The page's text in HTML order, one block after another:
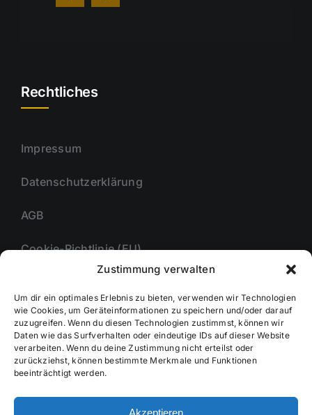
Zustimmung verwalten
Um dir ein optimales Erlebnis zu bieten, verwenden wir Technologien
wie Cookies, um Geräteinformationen zu speichern und/oder darauf
zuzugreifen. Wenn du diesen Technologien zustimmst, können wir
Daten wie das Surfverhalten oder eindeutige IDs auf dieser Website
verarbeiten. Wenn du deine Zustimmung nicht erteilst oder
zurückziehst, können bestimmte Merkmale und Funktionen
beeinträchtigt werden.
Akzeptieren
Rechtliches
Impressum
Datenschutzerklärung
AGB
Cookie-Richtlinie (EU)
Unternehmmen
Kontakt